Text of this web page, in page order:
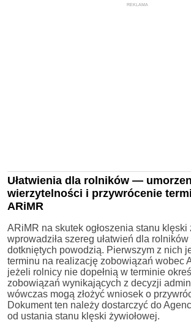
REKLAMA
Ułatwienia dla rolników —
wierzytelności i przywrócenie
ARiMR
ARiMR na skutek ogłoszenia stanu klęski
wprowadziła szereg ułatwień dla
dotkniętych powodzią. Pierwszym z nich
terminu na realizację zobowiązań wobec
jeżeli rolnicy nie dopełnią w terminie
zobowiązań wynikających z decyzji
wówczas mogą złożyć wniosek o
Dokument ten należy dostarczyć do
od ustania stanu klęski żywiołowej.